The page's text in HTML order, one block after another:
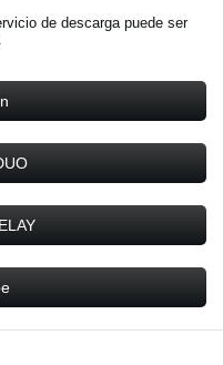
de descarga puede ser